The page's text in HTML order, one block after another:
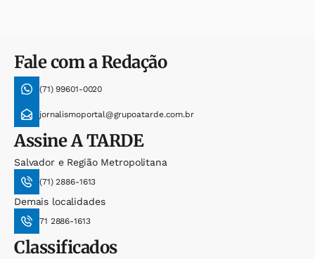
Fale com a Redação
(71) 99601-0020
jornalismoportal@grupoatarde.com.br
AssineA TARDE
Salvador e Região Metropolitana
(71) 2886-1613
Demais localidades
71 2886-1613
Classificados